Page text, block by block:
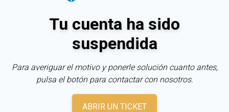
Tu cuenta ha sido
suspendida
Para averiguar el motivo y ponerle solución cuanto antes,
pulsa el botón para contactar con nosotros.
ABRIR UN TICKET